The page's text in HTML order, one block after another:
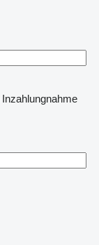
Inzahlungnahme